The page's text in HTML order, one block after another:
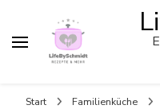
Start
Familienküche